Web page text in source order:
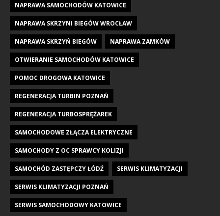
NAPRAWA SAMOCHODÓW KATOWICE
NAPRAWA SKRZYNI BIEGÓW WROCŁAW
NAPRAWA SKRZYŃ BIEGÓW NAPRAWA ZAMKÓW
OTWIERANIE SAMOCHODÓW KATOWICE
POMOC DROGOWA KATOWICE
REGENERACJA TURBIN POZNAŃ
REGENERACJA TURBOSPRĘŻAREK
SAMOCHODOWE ZŁĄCZA ELEKTRYCZNE
SAMOCHODY Z OC SPRAWCY KOLIZJI
SAMOCHÓD ZASTĘPCZY ŁÓDŹ SERWIS KLIMATYZACJI
SERWIS KLIMATYZACJI POZNAŃ
SERWIS SAMOCHODOWY KATOWICE